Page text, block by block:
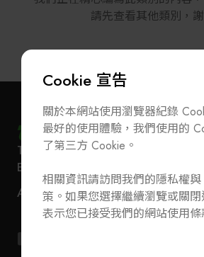
請先查看其他類別，謝
T +886-2-27293933F+886-2-27293950
E-Mail
ADD
110 台北市信義路五段 5 號 3 樓
地址）
Cookie 宣告
關於本網站使用瀏覽器紀錄
最好的使用體驗，我們使用的
了第三方 Cookie。
相關資訊請訪問我們的隱私權
策。如果您選擇繼續瀏覽或關
表示您已接受我們的網站使用條
資訊下載
聯絡我們
T+886-2-27293933F+886-2-
Micro LED/LED
高科技廠房設施與廠務系統
無人載具
太陽能設備